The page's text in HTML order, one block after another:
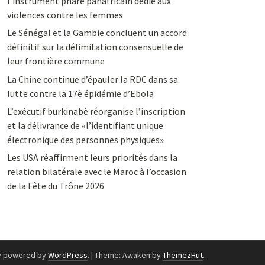
violences contre les femmes
Le Sénégal et la Gambie concluent un accord
définitif sur la délimitation consensuelle de
leur frontière commune
La Chine continue d’épauler la RDC dans sa
lutte contre la 17è épidémie d’Ebola
L’exécutif burkinabè réorganise l’inscription
et la délivrance de «l’identifiant unique
électronique des personnes physiques»
Les USA réaffirment leurs priorités dans la
relation bilatérale avec le Maroc à l’occasion
de la Fête du Trône 2026
powered byWordPress. | Theme: Awaken byThemezHut.